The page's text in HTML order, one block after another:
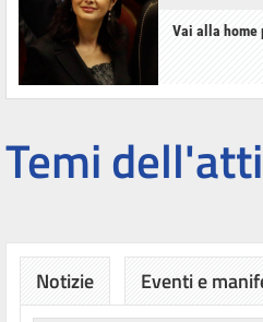
Vai alla home
Temi
Notizie Eventi e